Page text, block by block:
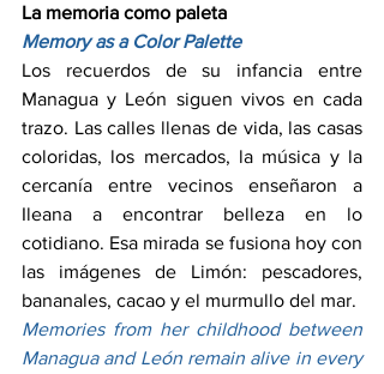
La memoria como paleta
Memory as a Color Palette
Los recuerdos de su infancia entre
Managua y León siguen vivos en cada
trazo. Las calles llenas de vida, las casas
coloridas, los mercados, la música y la
cercanía entre vecinos enseñaron a
Ileana a encontrar belleza en lo
cotidiano. Esa mirada se fusiona hoy con
las imágenes de Limón: pescadores,
bananales, cacao y el murmullo del mar.
Memories from her childhood between
Managua and León remain alive in every